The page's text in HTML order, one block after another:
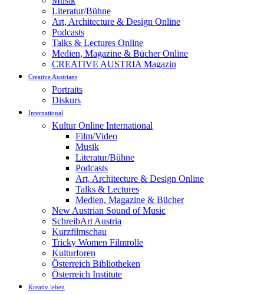
Literatur/Bühne
Art, Architecture & Design Online
Podcasts
Talks & Lectures Online
Medien, Magazine & Bücher Online
CREATIVE AUSTRIA Magazin
Creative Austrians
Portraits
Diskurs
International
Kultur Online International
Film/Video
Musik
Literatur/Bühne
Podcasts
Art, Architecture & Design Online
Talks & Lectures
Medien, Magazine & Bücher
New Austrian Sound of Music
SchreibArt Austria
Kurzfilmschau
Tricky Women Filmrolle
Kulturforen
Österreich Bibliotheken
Österreich Institute
Kreativ leben